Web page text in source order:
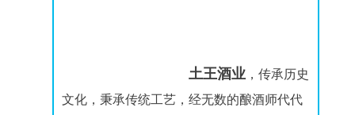
土王酒业，传承历史
文化，秉承传统工艺，经无数的酿酒师代代